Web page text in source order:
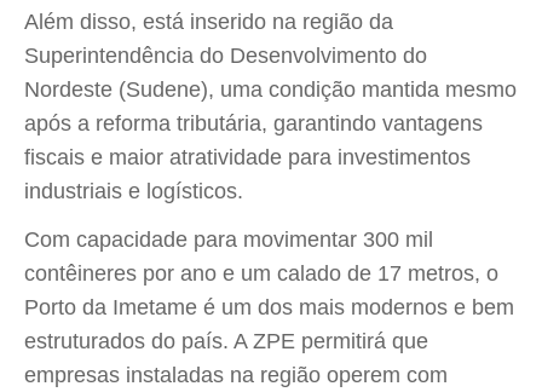
Além disso, está inserido na região da
Superintendência do Desenvolvimento do
Nordeste (Sudene), uma condição mantida mesmo
após a reforma tributária, garantindo vantagens
fiscais e maior atratividade para investimentos
industriais e logísticos.
Com capacidade para movimentar 300 mil
contêineres por ano e um calado de 17 metros, o
Porto da Imetame é um dos mais modernos e bem
estruturados do país. A ZPE permitirá que
empresas instaladas na região operem com